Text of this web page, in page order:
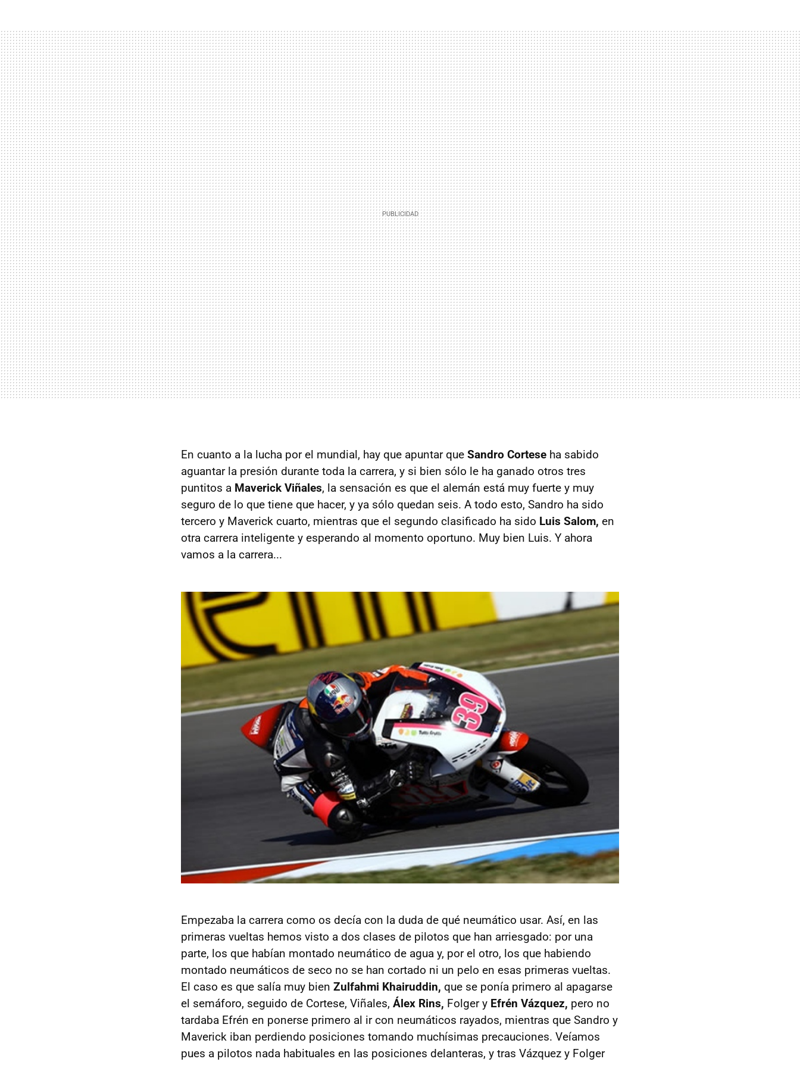
En cuanto a la lucha por el mundial, hay que apuntar que Sandro Cortese ha sabido
aguantar la presión durante toda la carrera, y si bien sólo le ha ganado otros tres
puntitos a Maverick Viñales, la sensación es que el alemán está muy fuerte y muy
seguro de lo que tiene que hacer, y ya sólo quedan seis. A todo esto, Sandro ha sido
tercero y Maverick cuarto, mientras que el segundo clasificado ha sido Luis Salom, en
otra carrera inteligente y esperando al momento oportuno. Muy bien Luis. Y ahora
vamos a la carrera...
Empezaba la carrera como os decía con la duda de qué neumático usar. Así, en las
primeras vueltas hemos visto a dos clases de pilotos que han arriesgado: por una
parte, los que habían montado neumático de agua y, por el otro, los que habiendo
montado neumáticos de seco no se han cortado ni un pelo en esas primeras vueltas.
El caso es que salía muy bien Zulfahmi Khairuddin, que se ponía primero al apagarse
el semáforo, seguido de Cortese, Viñales, Álex Rins, Folger y Efrén Vázquez, pero no
tardaba Efrén en ponerse primero al ir con neumáticos rayados, mientras que Sandro y
Maverick iban perdiendo posiciones tomando muchísimas precauciones. Veíamos
pues a pilotos nada habituales en las posiciones delanteras, y tras Vázquez y Folger